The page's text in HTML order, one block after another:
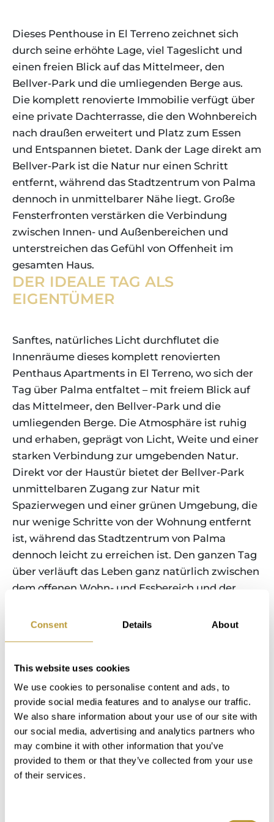
Consent Details About
This website uses cookies
We use cookies to personalise content and ads, to
provide social media features and to analyse our traffic.
We also share information about your use of our site with
our social media, advertising and analytics partners who
may combine it with other information that you’ve
provided to them or that they’ve collected from your use
of their services.
Dieses Penthouse in El Terreno zeichnet sich
durch seine erhöhte Lage, viel Tageslicht und
einen freien Blick auf das Mittelmeer, den
Bellver-Park und die umliegenden Berge aus.
Die komplett renovierte Immobilie verfügt über
eine private Dachterrasse, die den Wohnbereich
nach draußen erweitert und Platz zum Essen
und Entspannen bietet. Dank der Lage direkt am
Bellver-Park ist die Natur nur einen Schritt
entfernt, während das Stadtzentrum von Palma
dennoch in unmittelbarer Nähe liegt. Große
Fensterfronten verstärken die Verbindung
zwischen Innen- und Außenbereichen und
unterstreichen das Gefühl von Offenheit im
gesamten Haus.
DER IDEALE TAG ALS
EIGENTÜMER
Sanftes, natürliches Licht durchflutet die
Innenräume dieses komplett renovierten
Penthaus Apartments in El Terreno, wo sich der
Tag über Palma entfaltet – mit freiem Blick auf
das Mittelmeer, den Bellver-Park und die
umliegenden Berge. Die Atmosphäre ist ruhig
und erhaben, geprägt von Licht, Weite und einer
starken Verbindung zur umgebenden Natur.
Direkt vor der Haustür bietet der Bellver-Park
unmittelbaren Zugang zur Natur mit
Spazierwegen und einer grünen Umgebung, die
nur wenige Schritte von der Wohnung entfernt
ist, während das Stadtzentrum von Palma
dennoch leicht zu erreichen ist. Den ganzen Tag
über verläuft das Leben ganz natürlich zwischen
dem offenen Wohn- und Essbereich und der
zum Essen und Entspannen mit Panoramablick
einen ruhigen Rückzugsort über der Stadt, wo
das wechselnde Licht über den Bergen und dem
Meer ein Gefühl von Privatsphäre, Weite und
zurückhaltendem Luxus in einer der
begehrtesten Wohngegenden Palmas schafft.